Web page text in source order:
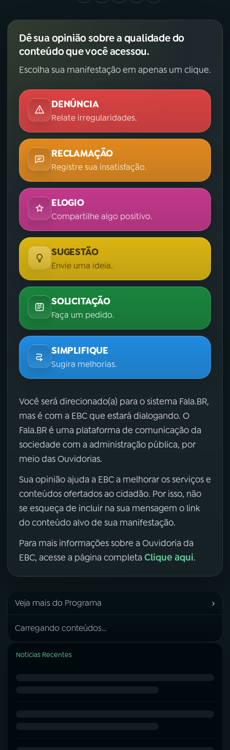
Dê sua opinião sobre a qualidade do
conteúdo que você acessou.
Escolha sua manifestação em apenas um clique.
DENÚNCIA
Relate irregularidades.
RECLAMAÇÃO
Registre sua insatisfação.
ELOGIO
Compartilhe algo positivo.
SUGESTÃO
Envie uma ideia.
SOLICITAÇÃO
Faça um pedido.
SIMPLIFIQUE
Sugira melhorias.
Você será direcionado(a) para o sistema Fala.BR,
mas é com a EBC que estará dialogando. O
Fala.BR é uma plataforma de comunicação da
sociedade com a administração pública, por
meio das Ouvidorias.
Sua opinião ajuda a EBC a melhorar os serviços e
conteúdos ofertados ao cidadão. Por isso, não
se esqueça de incluir na sua mensagem o link
do conteúdo alvo de sua manifestação.
Para mais informações sobre a Ouvidoria da
EBC, acesse a página completa Clique aqui.
Veja mais do Programa ›
Carregando conteúdos...
Notícias Recentes